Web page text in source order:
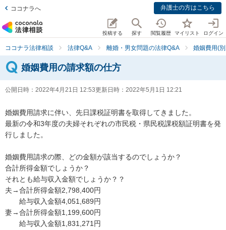
ココナラへ 弁護士の方はこちら
投稿する 探す 閲覧履歴 マイリスト ログイン
ココナラ法律相談 法律Q&A 離婚・男女問題の法律Q&A 婚姻費用(
婚姻費用の請求額の仕方
公開日時： 2022年4月21日 12:53更新日時： 2022年5月1日 12:21
婚姻費用請求に伴い、先日課税証明書を取得してきました。
最新の令和3年度の夫婦それぞれの市民税・県民税課税額証明書を発
行しました。
婚姻費用請求の際、どの金額が該当するのでしょうか？
合計所得金額でしょうか？
それとも給与収入金額でしょうか？？
夫→合計所得金額2,798,400円
給与収入金額4,051,689円
妻→合計所得金額1,199,600円
給与収入金額1,831,271円